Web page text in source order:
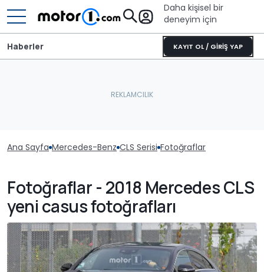
Daha kişisel bir
deneyim için
KAYIT OL / GİRİŞ YAP
Haberler
Ana Sayfa Mercedes-Benz CLS Serisi Fotoğraflar
Fotoğraflar - 2018 Mercedes CLS
yeni casus fotoğrafları